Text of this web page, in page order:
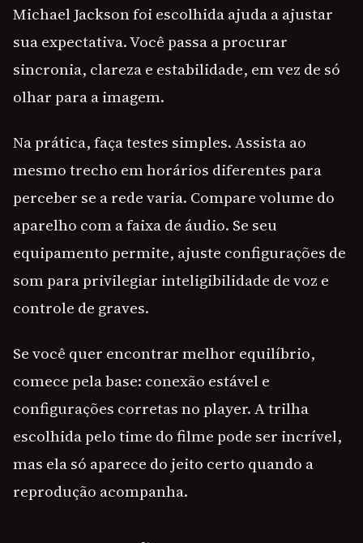
Michael Jackson foi escolhida ajuda a ajustar
sua expectativa. Você passa a procurar
sincronia, clareza e estabilidade, em vez de só
olhar para a imagem.
Na prática, faça testes simples. Assista ao
mesmo trecho em horários diferentes para
perceber se a rede varia. Compare volume do
aparelho com a faixa de áudio. Se seu
equipamento permite, ajuste configurações de
som para privilegiar inteligibilidade de voz e
controle de graves.
Se você quer encontrar melhor equilíbrio,
comece pela base: conexão estável e
configurações corretas no player. A trilha
escolhida pelo time do filme pode ser incrível,
mas ela só aparece do jeito certo quando a
reprodução acompanha.